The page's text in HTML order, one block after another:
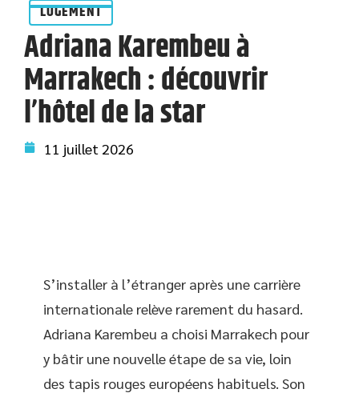
LOGEMENT
Adriana Karembeu à
Marrakech : découvrir
l’hôtel de la star
11 juillet 2026
S’installer à l’étranger après une carrière
internationale relève rarement du hasard.
Adriana Karembeu a choisi Marrakech pour
y bâtir une nouvelle étape de sa vie, loin
des tapis rouges européens habituels. Son